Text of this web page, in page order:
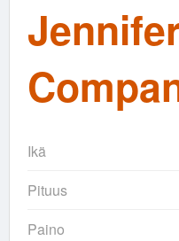
Ikä
Pituus
Paino